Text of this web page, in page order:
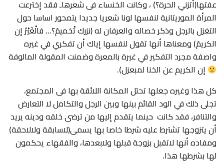
عفتها(أتزني الحرة؟) ، وكانت الخنساء فى شعرهاـ فقد إخترعت
المرأة الموريتانية لنفسها لونا شعريا جديدا يتمحور اساسا حول
التغزل بالرجل وذكر خصاله والعرفان له (نزرك تْخميمَ؟… فالْغَيْرُ إن
الكريمَ) ومعناها أنها تقول لنفسها إياك أن تفكري في غيره
واصفة مجرد التفكير في غيرة بالمعرة وضمنت المقولة المالوفة
إن الكريم عن الخنا لمبعزل).
كل هذا وغيره جعلها تحتل المكانة اللائقة بها فى المجتمع،
تجلى ذلك في الود القائم بينها وبين الرجل والتكامل لا التعارض
والتنافر، فقد كانت حينما يتقدم إليها من ترضى خلقه ودينه يريد
أن يتزوجها تشترط عليه شرطا خاصا بها يسمى(لاسابقة ولالاحقة)
ومفاده أنها لاتقبل بزوجة قبلها ولابعدها، والفقهاء يحكمون
لها بشرطها هذا.